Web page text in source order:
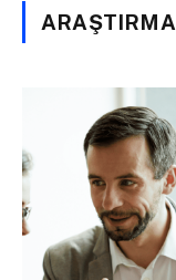
ARAŞTIRMA